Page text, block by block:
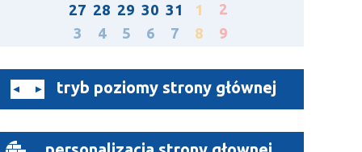
27 28 29 30 31 1
2
3
4 5 6 7 8 9
tryb poziomy strony głównej